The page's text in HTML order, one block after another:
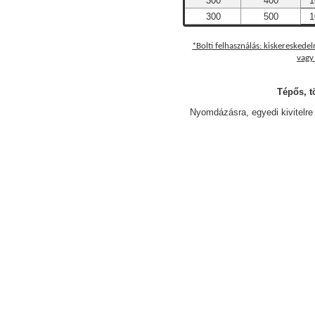
300
500
*Bolti felhasználás:
Tépős,
Nyomdázásra, egyedi